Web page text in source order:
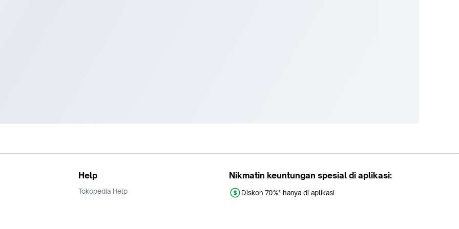
Help
Tokopedia Help
Nikmatin keuntungan spesial di aplikasi:
Diskon 70%* hanya di aplikasi